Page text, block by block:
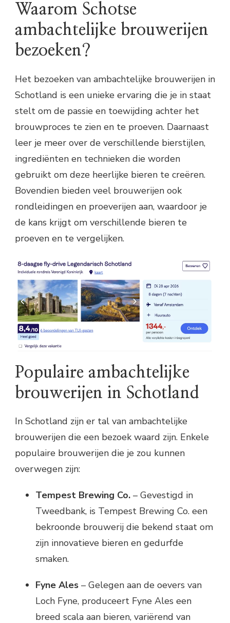
Waarom Schotse
ambachtelijke brouwerijen
bezoeken?
Het bezoeken van ambachtelijke brouwerijen in
Schotland is een unieke ervaring die je in staat
stelt om de passie en toewijding achter het
brouwproces te zien en te proeven. Daarnaast
leer je meer over de verschillende bierstijlen,
ingrediënten en technieken die worden
gebruikt om deze heerlijke bieren te creëren.
Bovendien bieden veel brouwerijen ook
rondleidingen en proeverijen aan, waardoor je
de kans krijgt om verschillende bieren te
proeven en te vergelijken.
Populaire ambachtelijke
brouwerijen in Schotland
In Schotland zijn er tal van ambachtelijke
brouwerijen die een bezoek waard zijn. Enkele
populaire brouwerijen die je zou kunnen
overwegen zijn:
Tempest Brewing Co. – Gevestigd in
Tweedbank, is Tempest Brewing Co. een
bekroonde brouwerij die bekend staat om
zijn innovatieve bieren en gedurfde
smaken.
Fyne Ales – Gelegen aan de oevers van
Loch Fyne, produceert Fyne Ales een
breed scala aan bieren, variërend van